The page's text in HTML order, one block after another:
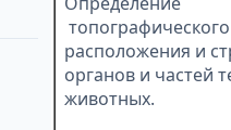
топографического
расположения и
органов и частей
животных.